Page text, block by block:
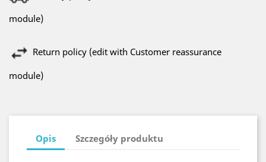
module)
Return policy (edit with Customer reassurance
module)
Opis Szczegóły produktu